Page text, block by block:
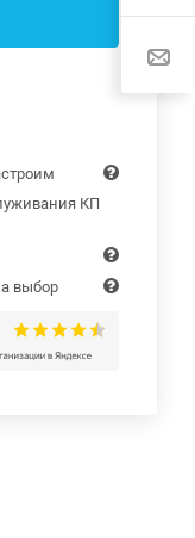
КП
выбор